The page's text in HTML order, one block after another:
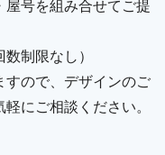
号を組み合せてご提
制限なし）
ので、デザインのご
にご相談ください。